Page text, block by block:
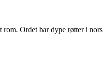
Ordet har dype røtter i